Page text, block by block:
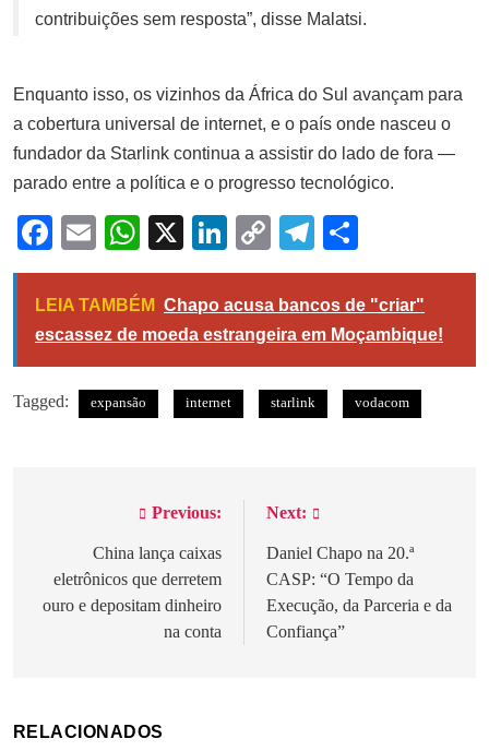
contribuições sem resposta”, disse Malatsi.
Enquanto isso, os vizinhos da África do Sul avançam para
a cobertura universal de internet, e o país onde nasceu o
fundador da Starlink continua a assistir do lado de fora —
parado entre a política e o progresso tecnológico.
Facebook
EmailWhatsApp
X LinkedIn
Copy
Link
Telegram
LEIA TAMBÉM Chapo acusa bancos de "criar"
escassez de moeda estrangeira em Moçambique!
Tagged: expansão internet starlink vodacom
Navegação
artigos
Previous:
China lança caixas
eletrônicos que derretem
ouro e depositam dinheiro
na conta
Next:
Daniel Chapo na 20.ª
CASP: “O Tempo da
Execução, da Parceria e da
Confiança”
RELACIONADOS